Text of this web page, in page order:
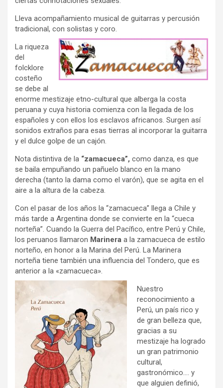
Lleva acompañamiento musical de guitarras y percusión
tradicional, con solistas y coro.
La riqueza
del
folcklore
costeño
se debe al
enorme mestizaje etno-cultural que alberga la costa
peruana y cuya historia comienza con la llegada de los
españoles y con ellos los esclavos africanos. Surgen así
sonidos extraños para esas tierras al incorporar la guitarra
y el dulce golpe de un cajón.
Nota distintiva de la “zamacueca”, como danza, es que
se baila empuñando un pañuelo blanco en la mano
derecha (tanto la dama como el varón), que se agita en el
aire a la altura de la cabeza.
Con el pasar de los años la “zamacueca” llega a Chile y
más tarde a Argentina donde se convierte en la “cueca
norteña”. Cuando la Guerra del Pacífico, entre Perú y Chile,
los peruanos llamaron Marinera a la zamacueca de estilo
norteño, en honor a la Marina del Perú. La Marinera
norteña tiene también una influencia del Tondero, que es
anterior a la «zamacueca».
Nuestro
reconocimiento a
Perú, un país rico y
de gran belleza que,
gracias a su
mestizaje ha logrado
un gran patrimonio
cultural,
gastronómico…. y
que alguien definió,